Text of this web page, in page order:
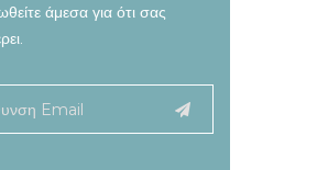
άμεσα για ότι σας